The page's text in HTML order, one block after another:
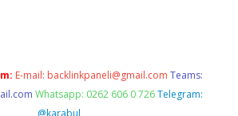
E-mail: backlinkpaneli@gmail.com Teams:
Whatsapp: 0262 606 0 726 Telegram:
@karabul